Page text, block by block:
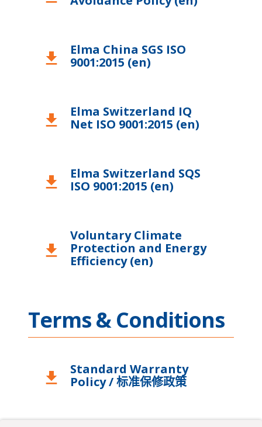
download
Elma China SGS ISO
9001:2015 (en)
download
Elma Switzerland IQ
Net ISO 9001:2015 (en)
download
Elma Switzerland SQS
ISO 9001:2015 (en)
download
Voluntary Climate
Protection and Energy
Efficiency (en)
Terms & Conditions
download
Standard Warranty
Policy / 标准保修政策